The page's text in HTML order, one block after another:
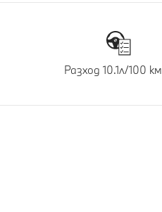
Разход 10.1л/100 км